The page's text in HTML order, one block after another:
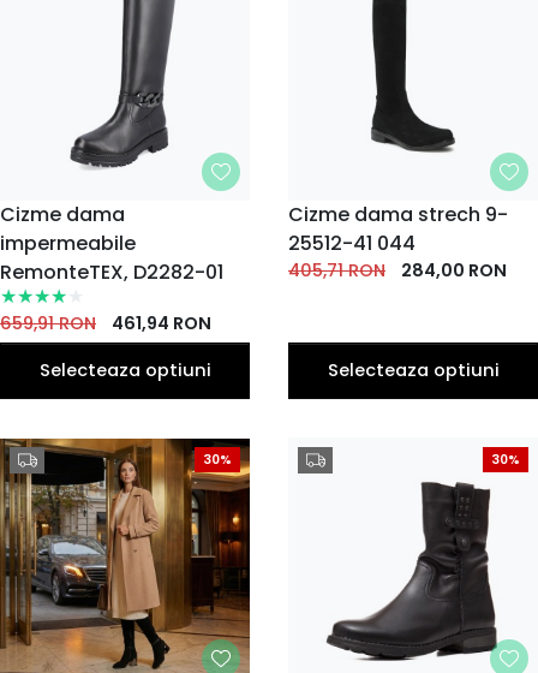
MARIME
36
EU
37
EU
38
EU
41
EU
Cizme dama
impermeabile
RemonteTEX, D2282-01
659,91RON 461,94 RON
Selecteaza optiuni
MARIME
36
EU
37
EU
37.5
EU
39 40 40.5 41
Cizme dama strech 9-
25512-41 044
405,71RON 284,00 RON
Selecteaza optiuni
30% 30%